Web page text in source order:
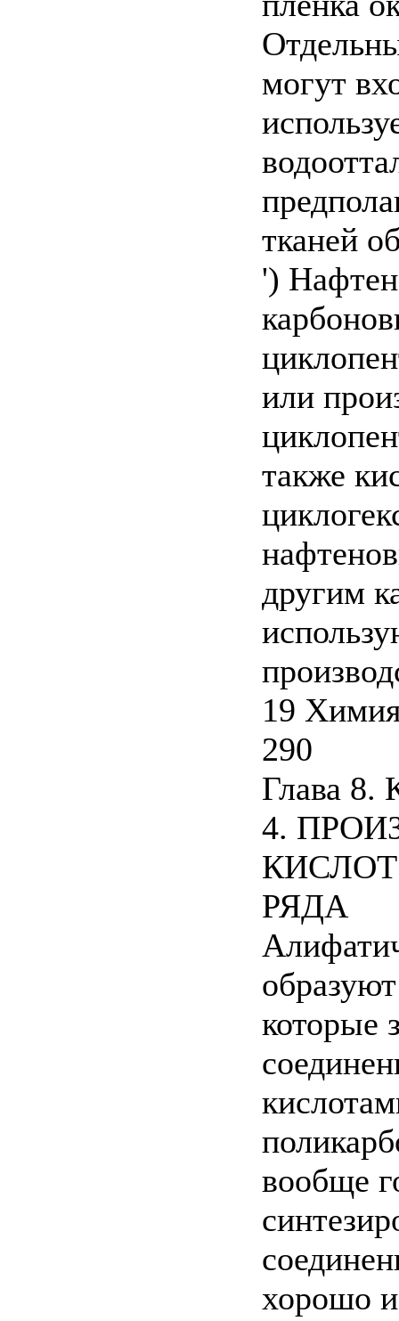
могут
тканей
')
или
также
другим
19
290
Глава 8.
4.
РЯДА
которые
вообще
хорошо